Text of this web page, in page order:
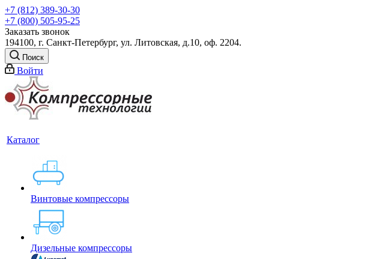
+7 (812) 389-30-30
+7 (800) 505-95-25
Заказать звонок
194100, г. Санкт-Петербург, ул. Литовская, д.10, оф. 2204.
Поиск
Войти
Каталог
Винтовые компрессоры
Дизельные компрессоры